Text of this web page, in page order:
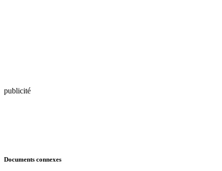
publicité
Documents connexes